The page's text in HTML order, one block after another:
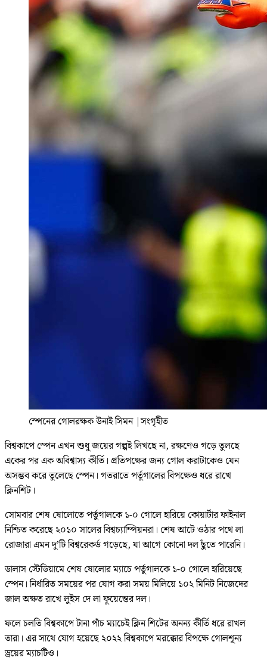
স্পেনের গোলরক্ষক উনাই সিমন |সংগৃহীত
বিশ্বকাপে স্পেন এখন শুধু জয়ের গল্পই লিখছে না, রক্ষণেও গড়ে তুলছে
একের পর এক অবিশ্বাস্য কীর্তি। প্রতিপক্ষের জন্য গোল করাটাকেও যেন
অসম্ভব করে তুলেছে স্পেন। গতরাতে পর্তুগালের বিপক্ষেও ধরে রাখে
ক্লিনশিট।
সোমবার শেষ ষোলোতে পর্তুগালকে ১-০ গোলে হারিয়ে কোয়ার্টার ফাইনাল
নিশ্চিত করেছে ২০১০ সালের বিশ্বচ্যাম্পিয়নরা। শেষ আটে ওঠার পথে লা
রোজারা এমন দু’টি বিশ্বরেকর্ড গড়েছে, যা আগে কোনো দল ছুঁতে পারেনি।
ডালাস স্টেডিয়ামে শেষ ষোলোর ম্যাচে পর্তুগালকে ১-০ গোলে হারিয়েছে
স্পেন। নির্ধারিত সময়ের পর যোগ করা সময় মিলিয়ে ১০২ মিনিট নিজেদের
জাল অক্ষত রাখে লুইস দে লা ফুয়েন্তের দল।
ফলে চলতি বিশ্বকাপে টানা পাঁচ ম্যাচেই ক্লিন শিটের অনন্য কীর্তি ধরে রাখল
তারা। এর সাথে যোগ হয়েছে ২০২২ বিশ্বকাপে মরক্কোর বিপক্ষে গোলশূন্য
ড্রয়ের ম্যাচটিও।